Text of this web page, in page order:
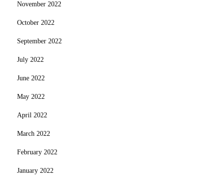
November 2022
October 2022
September 2022
July 2022
June 2022
May 2022
April 2022
March 2022
February 2022
January 2022